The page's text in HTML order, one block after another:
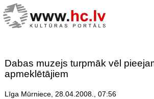
Dabas muzejs turpmāk vēl
apmeklētājiem
Līga Mūrniece, 28.04.2008., 07:56